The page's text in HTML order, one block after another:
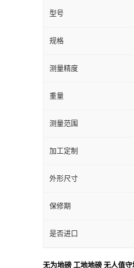
型号
规格
测量精度
重量
测量范围
加工定制
外形尺寸
保修期
是否进口
无为地磅 工地地磅 无人值守